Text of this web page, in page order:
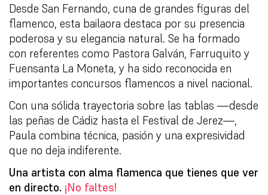
Desde San Fernando, cuna de grandes figuras del
flamenco, esta bailaora destaca por su presencia
poderosa y su elegancia natural. Se ha formado
con referentes como Pastora Galván, Farruquito y
Fuensanta La Moneta, y ha sido reconocida en
importantes concursos flamencos a nivel nacional.
Con una sólida trayectoria sobre las tablas —desde
las peñas de Cádiz hasta el Festival de Jerez—,
Paula combina técnica, pasión y una expresividad
que no deja indiferente.
Una artista con alma flamenca que tienes que ver
en directo. ¡No faltes!